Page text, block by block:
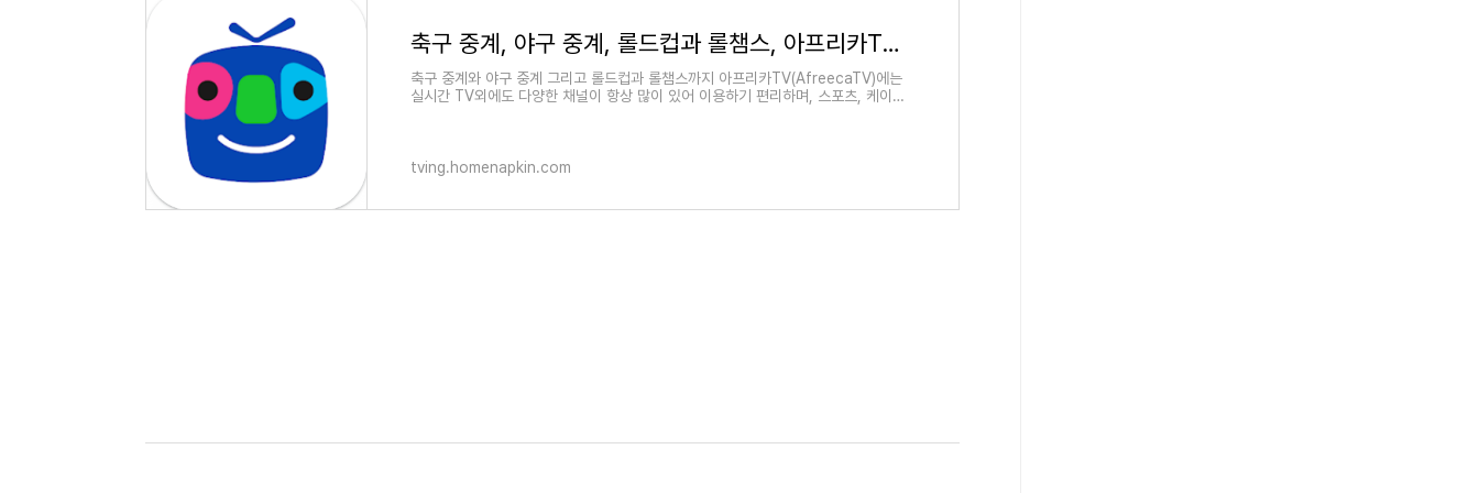
축구 중계, 야구 중계, 롤드컵과 롤챔스, 아프리카TV(AfreecaTV)
축구 중계와 야구 중계 그리고 롤드컵과 롤챔스까지 아프리카TV(AfreecaTV)에는
실시간 TV외에도 다양한 채널이 항상 많이 있어 이용하기 편리하며, 스포츠, 케이블
tving.homenapkin.com